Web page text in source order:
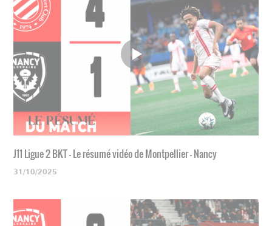
J11 Ligue 2 BKT - Le résumé vidéo de Montpellier - Nancy
31/10/2025